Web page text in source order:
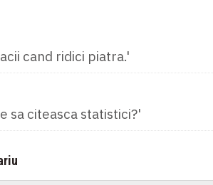
cand ridici piatra.'
sa citeasca statistici?'